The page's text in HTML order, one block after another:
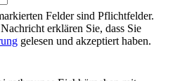
Felder sind Pflichtfelder.
erklären Sie, dass Sie
gelesen und akzeptiert haben.